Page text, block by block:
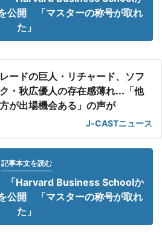
公開 「マスターの称号が取れ
た」
ードの巨人・リチャード、ソフ
ク・秋広優人の存在感薄れ...「他
が出場機会ある」の声が
J-CASTニュース
記事本文を読む
「Harvard Business Schoolか
公開 「マスターの称号が取れ
た」